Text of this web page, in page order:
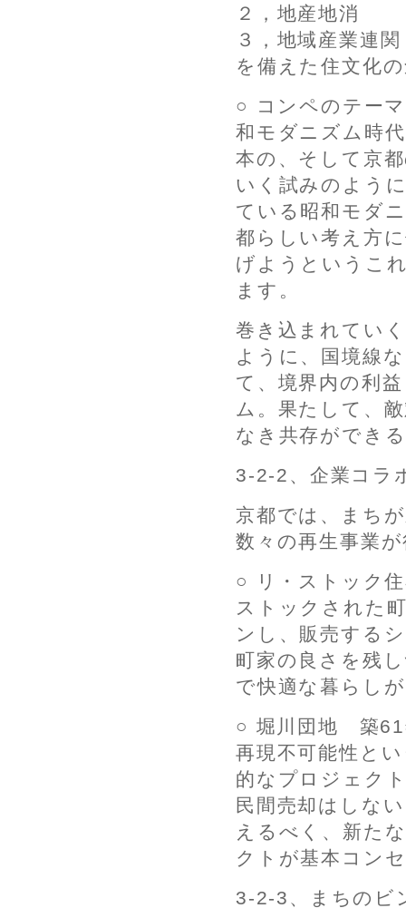
２，地産地消
３，地域産業連関
を備えた住文化
○ コンペのテー
和モダニズム時
本の、そして京
いく試みのよう
ている昭和モダ
都らしい考え方
げようというこ
ます。
巻き込まれてい
ように、国境線
て、境界内の利
ム。果たして、
なき共存ができ
3-2-2、企業コラ
京都では、まち
数々の再生事業
○ リ・ストック
ストックされた
ンし、販売する
町家の良さを残
で快適な暮らし
○ 堀川団地 築61
再現不可能性と
的なプロジェク
民間売却はしな
えるべく、新た
クトが基本コン
3-2-3、まちのビ